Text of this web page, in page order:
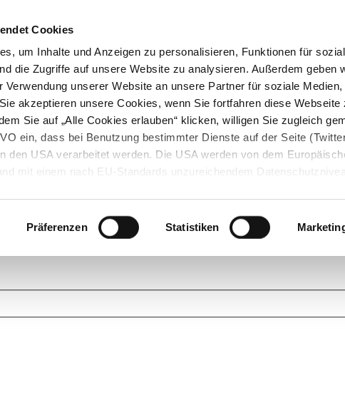
Cookies
um Inhalte und Anzeigen zu personalisieren, Funktionen für
die Zugriffe auf unsere Website zu analysieren. Außerdem geben
Verwendung unserer Website an unsere Partner für soziale Medien,
akzeptieren unsere Cookies, wenn Sie fortfahren diese Webseite
Sie auf „Alle Cookies erlauben“ klicken, willigen Sie zugleich
ein, dass bei Benutzung bestimmter Dienste auf der Seite
den USA verarbeitet werden. Die USA werden von dem
mit einem nach EU-Standards unzureichendem
Präferenzen Statistiken
Tricks. Stellen Sie Ihre Fragen und helfen Sie mit Ihrem Wissen anderen